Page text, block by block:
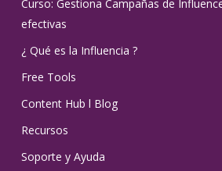
Curso: Gestiona Campañas de
efectivas
¿ Qué es la Influencia ?
Free Tools
Content Hub l Blog
Recursos
Soporte y Ayuda